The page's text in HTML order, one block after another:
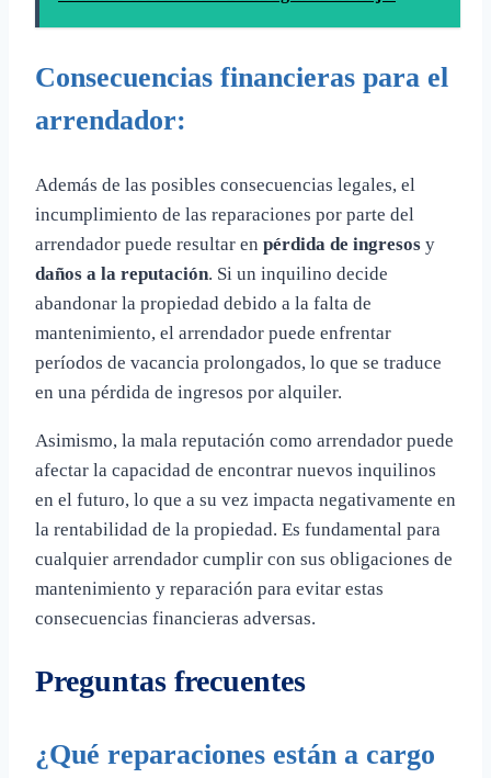
Consecuencias financieras para el
arrendador:
Además de las posibles consecuencias legales, el
incumplimiento de las reparaciones por parte del
arrendador puede resultar en pérdida de ingresos y
daños a la reputación. Si un inquilino decide
abandonar la propiedad debido a la falta de
mantenimiento, el arrendador puede enfrentar
períodos de vacancia prolongados, lo que se traduce
en una pérdida de ingresos por alquiler.
Asimismo, la mala reputación como arrendador puede
afectar la capacidad de encontrar nuevos inquilinos
en el futuro, lo que a su vez impacta negativamente en
la rentabilidad de la propiedad. Es fundamental para
cualquier arrendador cumplir con sus obligaciones de
mantenimiento y reparación para evitar estas
consecuencias financieras adversas.
Preguntas frecuentes
¿Qué reparaciones están a cargo